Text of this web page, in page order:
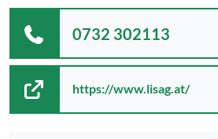
0732 302113
https://www.lisag.at/